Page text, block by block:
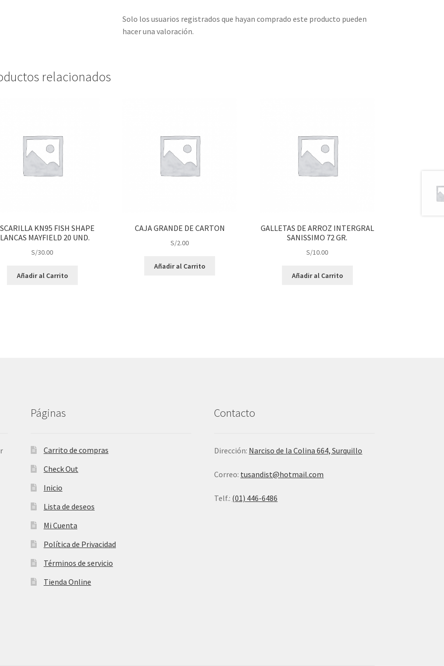
Solo los usuarios registrados que hayan comprado este producto pueden
hacer una valoración.
relacionados
KN95 FISH SHAPE
MAYFIELD 20 UND.
S/30.00
Añadir al Carrito
CAJA GRANDE DE CARTON
S/2.00
Añadir al Carrito
GALLETAS DE ARROZ INTERGRAL
SANISSIMO 72 GR.
S/10.00
Añadir al Carrito
Páginas
Carrito de compras
Check Out
Inicio
Lista de deseos
Mi Cuenta
Política de Privacidad
Términos de servicio
Tienda Online
Contacto
Dirección: Narciso de la Colina 664, Surquillo
Correo: tusandist@hotmail.com
Telf.: (01) 446-6486